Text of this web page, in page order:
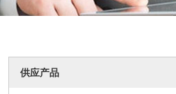
供应产品